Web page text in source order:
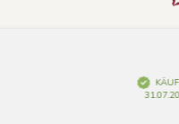
KÄUFER
31.07.2026